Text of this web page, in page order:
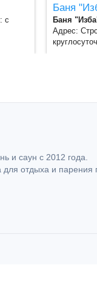
с
Баня
Баня
Адрес:
и саун с 2012 года.
для отдыха и парения